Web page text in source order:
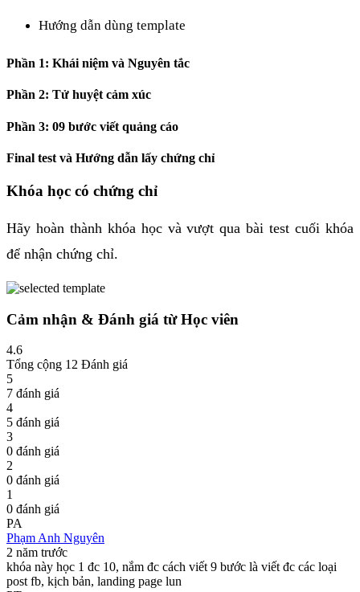
Hướng dẫn dùng template
Phần 1: Khái niệm và Nguyên tắc
Phần 2: Tử huyệt cảm xúc
Phần 3: 09 bước viết quảng cáo
Final test và Hướng dẫn lấy chứng chỉ
Khóa học có chứng chỉ
Hãy hoàn thành khóa học và vượt qua bài test cuối khóa
để nhận chứng chỉ.
Cảm nhận & Đánh giá từ Học viên
4.6
Tổng cộng 12 Đánh giá
5
7 đánh giá
4
5 đánh giá
3
0 đánh giá
2
0 đánh giá
1
0 đánh giá
PA
Phạm Anh Nguyên
2 năm trước
khóa này học 1 đc 10, nắm đc cách viết 9 bước là viết đc các loại
post fb, kịch bản, landing page lun